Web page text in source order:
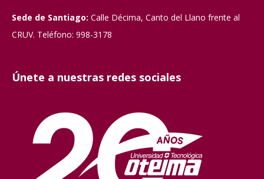
Sede de Santiago: Calle Décima, Canto del Llano frente al
CRUV. Teléfono: 998-3178
Únete a nuestras redes sociales